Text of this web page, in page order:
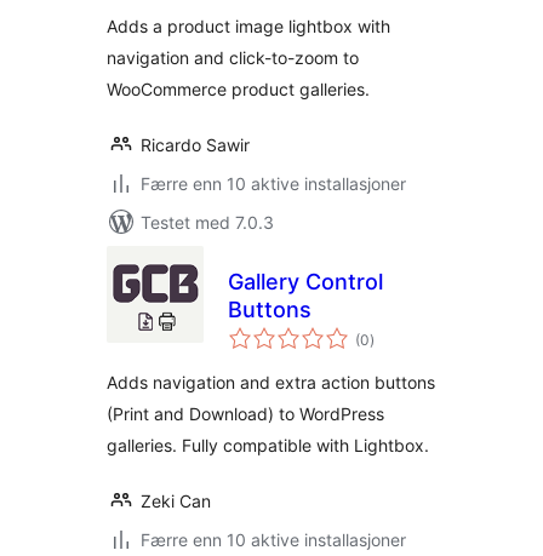
Adds a product image lightbox with
navigation and click-to-zoom to
WooCommerce product galleries.
Ricardo Sawir
Færre enn 10 aktive installasjoner
Testet med 7.0.3
Gallery Control
Buttons
(0totale
vurderinger
)
Adds navigation and extra action buttons
(Print and Download) to WordPress
galleries. Fully compatible with Lightbox.
Zeki Can
Færre enn 10 aktive installasjoner